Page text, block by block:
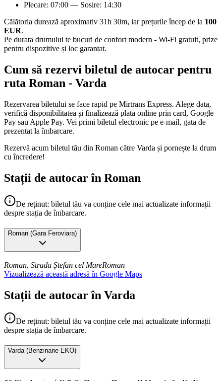
Plecare: 07:00 — Sosire: 14:30
Călătoria durează aproximativ 31h 30m, iar prețurile încep de la 100
EUR.
Pe durata drumului te bucuri de confort modern - Wi-Fi gratuit, prize
pentru dispozitive și loc garantat.
Cum să rezervi biletul de autocar pentru
ruta Roman - Varda
Rezervarea biletului se face rapid pe Mirtrans Express. Alege data,
verifică disponibilitatea și finalizează plata online prin card, Google
Pay sau Apple Pay. Vei primi biletul electronic pe e-mail, gata de
prezentat la îmbarcare.
Rezervă acum biletul tău din Roman către Varda și pornește la drum
cu încredere!
Stații de autocar în Roman
De reținut: biletul tău va conține cele mai actualizate informații
despre stația de îmbarcare.
Roman (Gara Feroviara)
Roman, Strada Ștefan cel MareRoman
Vizualizează această adresă în Google Maps
Stații de autocar în Varda
De reținut: biletul tău va conține cele mai actualizate informații
despre stația de îmbarcare.
Varda (Benzinarie EKO)